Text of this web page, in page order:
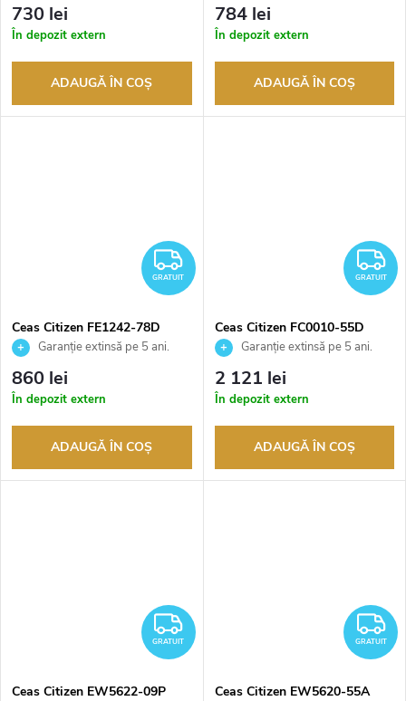
Până la 100 de zile pentru
returnarea bunurilor. Vânzător
autorizat
730 lei
În depozit extern
ADAUGĂ ÎN COŞ
Până la 100 de zile pentru
returnarea bunurilor. Vânzător
autorizat
784 lei
În depozit extern
ADAUGĂ ÎN COŞ
GRATUIT
GRATUIT
Ceas Citizen FE1242-78D
Garanție extinsă pe 5 ani.
Până la 100 de zile pentru
returnarea bunurilor. Vânzător
autorizat
860 lei
În depozit extern
ADAUGĂ ÎN COŞ
GRATUIT
Ceas Citizen FC0010-55D
Garanție extinsă pe 5 ani.
Până la 100 de zile pentru
returnarea bunurilor. Vânzător
autorizat
2 121 lei
În depozit extern
ADAUGĂ ÎN COŞ
GRATUIT
GRATUIT
Ceas Citizen EW5622-09P
GRATUIT
Ceas Citizen EW5620-55A